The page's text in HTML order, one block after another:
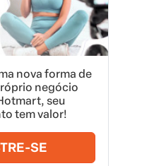
nova forma de
negócio
seu
tem valor!
SE